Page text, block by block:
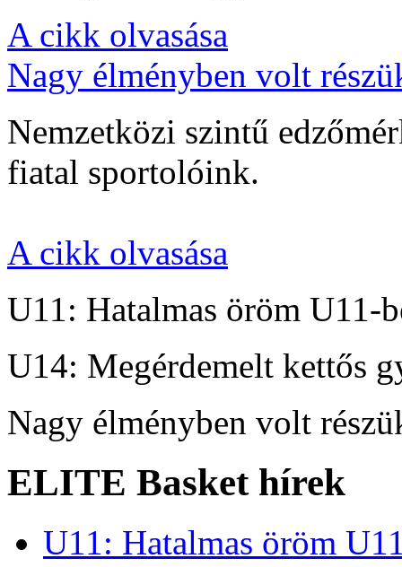
A cikk olvasása
Nagy élményben volt
Nemzetközi szintű
fiatal sportolóink.
A cikk olvasása
U11: Hatalmas öröm U11-
U14: Megérdemelt kettős
Nagy élményben volt
ELITE Basket hírek
U11: Hatalmas öröm